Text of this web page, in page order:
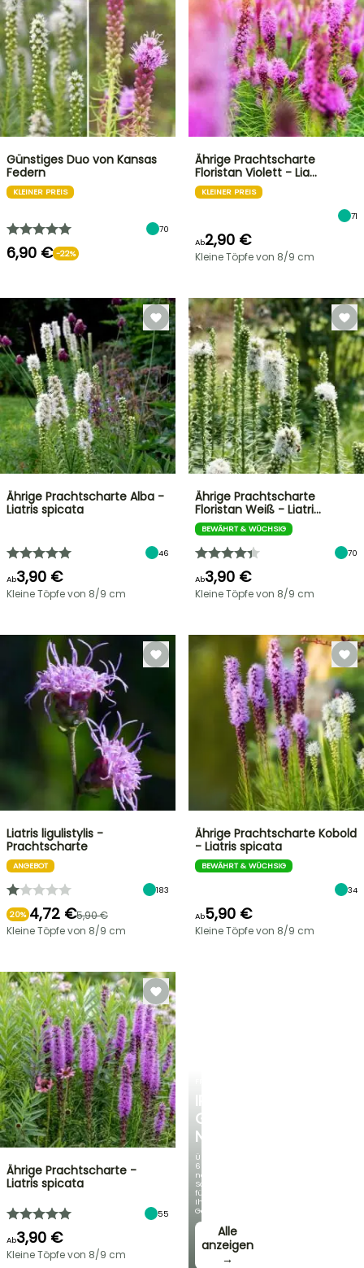
IRIS
GERMANICA
NEUHEITEN
Über
60
neue
Sorten
für
Ihren
Garten!
Alle
anzeigen
→
Günstiges Duo von Kansas
Federn
KLEINER PREIS
70
6,90 € -22%
Ährige Prachtscharte
Floristan Violett - Lia…
KLEINER PREIS
71
Ab2,90 €
Kleine Töpfe von 8/9 cm
Ährige Prachtscharte Alba -
Liatris spicata
46
Ab3,90 €
Kleine Töpfe von 8/9 cm
Ährige Prachtscharte
Floristan Weiß - Liatri…
BEWÄHRT & WÜCHSIG
70
Ab3,90 €
Kleine Töpfe von 8/9 cm
Liatris ligulistylis -
Prachtscharte
ANGEBOT
183
20% 4,72 €5,90 €
Kleine Töpfe von 8/9 cm
Ährige Prachtscharte Kobold
- Liatris spicata
BEWÄHRT & WÜCHSIG
34
Ab5,90 €
Kleine Töpfe von 8/9 cm
Ährige Prachtscharte -
Liatris spicata
55
Ab3,90 €
Kleine Töpfe von 8/9 cm